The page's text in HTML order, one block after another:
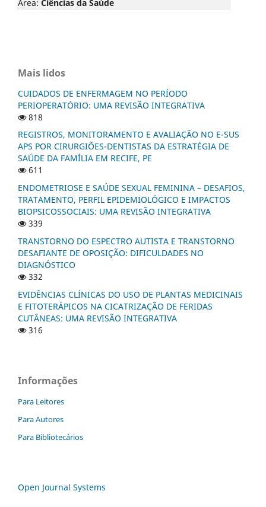
Área: Ciências da Saúde
Mais lidos
CUIDADOS DE ENFERMAGEM NO PERÍODO
PERIOPERATÓRIO: UMA REVISÃO INTEGRATIVA
818
REGISTROS, MONITORAMENTO E AVALIAÇÃO NO E-SUS
APS POR CIRURGIÕES-DENTISTAS DA ESTRATÉGIA DE
SAÚDE DA FAMÍLIA EM RECIFE, PE
611
ENDOMETRIOSE E SAÚDE SEXUAL FEMININA – DESAFIOS,
TRATAMENTO, PERFIL EPIDEMIOLÓGICO E IMPACTOS
BIOPSICOSSOCIAIS: UMA REVISÃO INTEGRATIVA
339
TRANSTORNO DO ESPECTRO AUTISTA E TRANSTORNO
DESAFIANTE DE OPOSIÇÃO: DIFICULDADES NO
DIAGNÓSTICO
332
EVIDÊNCIAS CLÍNICAS DO USO DE PLANTAS MEDICINAIS
E FITOTERÁPICOS NA CICATRIZAÇÃO DE FERIDAS
CUTÂNEAS: UMA REVISÃO INTEGRATIVA
316
Informações
Para Leitores
Para Autores
Para Bibliotecários
Open Journal Systems